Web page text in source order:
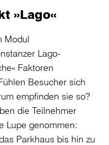
»Lago«
Modul
Lago-
Faktoren
Besucher sich
empfinden sie so?
die Teilnehmer
Lupe genommen:
Parkhaus bis hin zu